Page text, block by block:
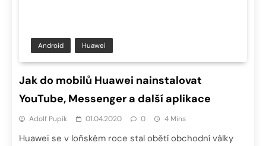
Android Huawei
Jak do mobilů Huawei nainstalovat
YouTube, Messenger a další aplikace
Adolf Pupík 01.04.2020 0 4 Mins
Huawei se v loňském roce stal obětí obchodní války